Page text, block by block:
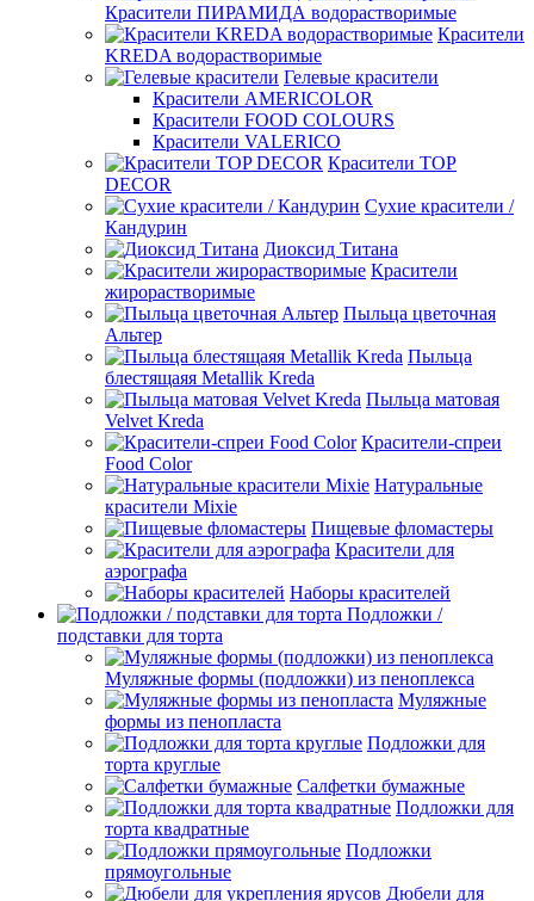
Красители ПИРАМИДА водорастворимые
Красители
KREDA водорастворимые
Гелевые красители
Красители AMERICOLOR
Красители FOOD COLOURS
Красители VALERICO
Красители TOP
DECOR
Сухие красители /
Кандурин
Диоксид Титана
Красители
жирорастворимые
Пыльца цветочная
Альтер
Пыльца
блестящаяя Metallik Kreda
Пыльца матовая
Velvet Kreda
Красители-спреи
Food Color
Натуральные
красители Mixie
Пищевые фломастеры
Красители для
аэрографа
Наборы красителей
Подложки /
подставки для торта
Муляжные формы (подложки) из пеноплекса
Муляжные
формы из пенопласта
Подложки для
торта круглые
Салфетки бумажные
Подложки для
торта квадратные
Подложки
прямоугольные
Дюбели для